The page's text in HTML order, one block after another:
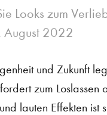
Looks zum
August 2022
und Zukunft
zum Loslassen
lauten Effekten ist